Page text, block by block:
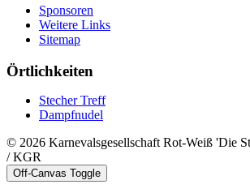
Sponsoren
Weitere Links
Sitemap
Örtlichkeiten
Stecher Treff
Dampfnudel
© 2026 Karnevalsgesellschaft Rot-Weiß 'Die
/ KGR
Off-Canvas Toggle